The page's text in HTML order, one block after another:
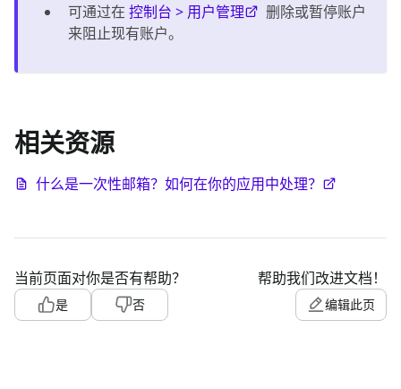
可通过在 控制台 > 用户管理
删除或暂停账户
来阻止现有账户。
相关资源
什么是一次性邮箱？如何在你的应用中处理？
当前页面对你是否有帮助？
是 否
帮助我们改进文档！
编辑此页